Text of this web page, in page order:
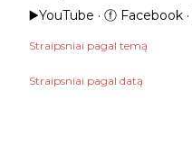
▶️YouTube
ⓕ Facebook
Straipsniai pagal temą
Straipsniai pagal datą